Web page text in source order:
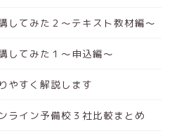
してみた２～テキスト教材編～
してみた１～申込編～
やすく解説します
ライン予備校３社比較まとめ